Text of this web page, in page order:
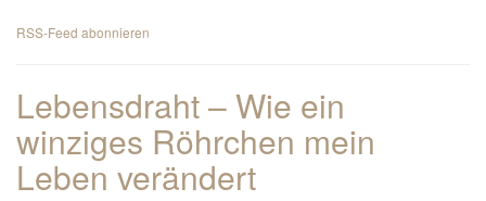
RSS-Feed abonnieren
Lebensdraht – Wie ein
winziges Röhrchen mein
Leben verändert